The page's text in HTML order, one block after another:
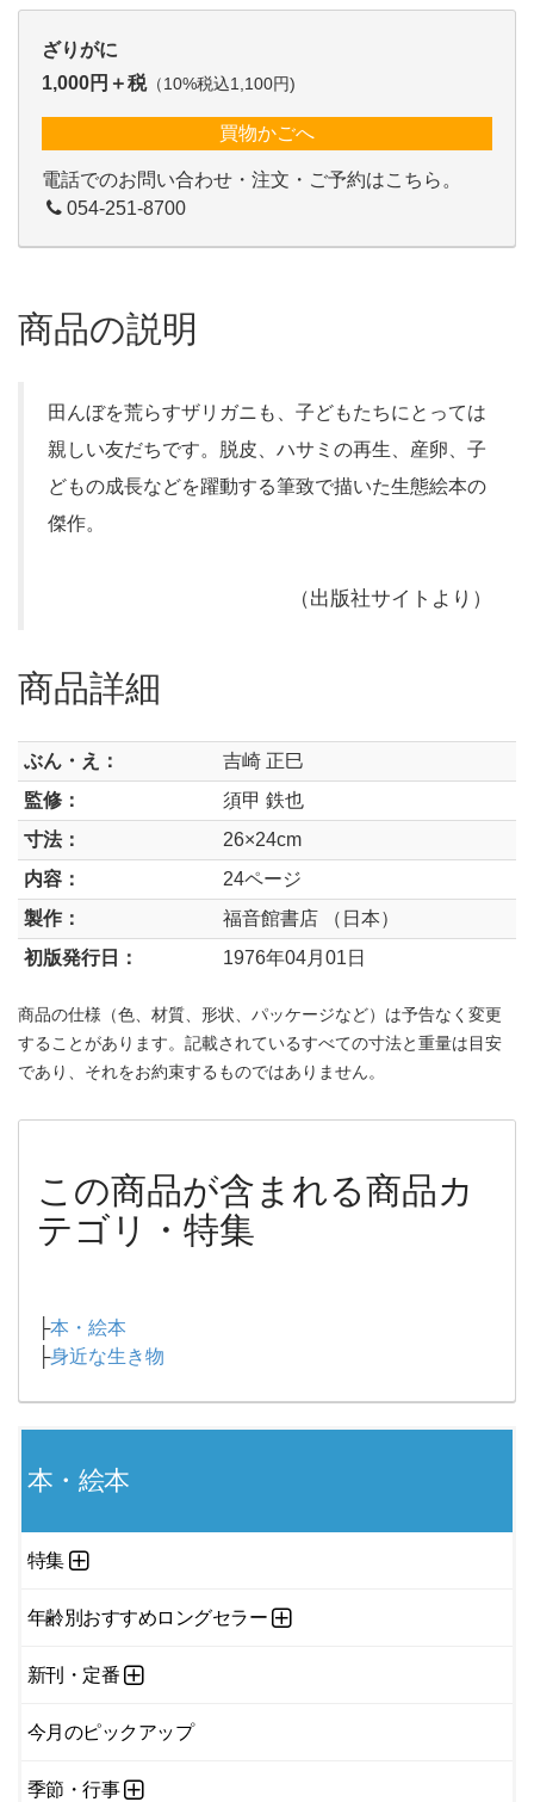
ざりがに
1,000円＋税（10%税込1,100円)
買物かごへ
電話でのお問い合わせ・注文・ご予約はこちら。
054-251-8700
商品の説明
田んぼを荒らすザリガニも、子どもたちにとっては
親しい友だちです。脱皮、ハサミの再生、産卵、子
どもの成長などを躍動する筆致で描いた生態絵本の
傑作。
（出版社サイトより）
商品詳細
ぶん・え：
吉崎 正巳
監修：
須甲 鉄也
寸法：
26×24cm
内容：
24ページ
製作：
福音館書店 （日本）
初版発行日：
1976年04月01日
商品の仕様（色、材質、形状、パッケージなど）は予告なく変更
することがあります。記載されているすべての寸法と重量は目安
であり、それをお約束するものではありません。
この商品が含まれる商品カ
テゴリ・特集
├本・絵本
├身近な生き物
本・絵本
特集
年齢別おすすめロングセラー
新刊・定番
今月のピックアップ
季節・行事